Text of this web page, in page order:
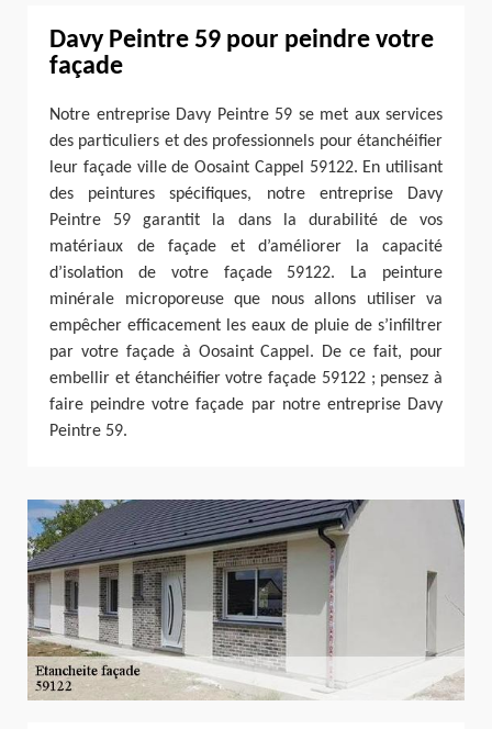
Davy Peintre 59 pour peindre votre
façade
Notre entreprise Davy Peintre 59 se met aux services
des particuliers et des professionnels pour étanchéifier
leur façade ville de Oosaint Cappel 59122. En utilisant
des peintures spécifiques, notre entreprise Davy
Peintre 59 garantit la dans la durabilité de vos
matériaux de façade et d’améliorer la capacité
d’isolation de votre façade 59122. La peinture
minérale microporeuse que nous allons utiliser va
empêcher efficacement les eaux de pluie de s’infiltrer
par votre façade à Oosaint Cappel. De ce fait, pour
embellir et étanchéifier votre façade 59122 ; pensez à
faire peindre votre façade par notre entreprise Davy
Peintre 59.